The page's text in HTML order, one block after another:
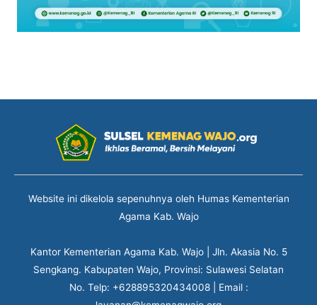
Website ini dikelola sepenuhnya oleh Humas Kementerian
Agama Kab. Wajo
Kantor Kementerian Agama Kab. Wajo | Jln. Akasia No. 5
Sengkang. Kabupaten Wajo, Provinsi: Sulawesi Selatan
No. Telp: +628895320434008 | Email :